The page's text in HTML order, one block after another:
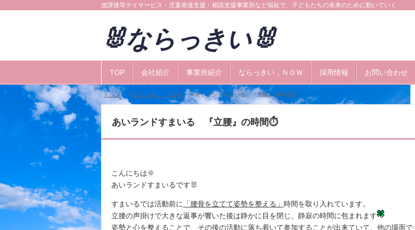
放課後等デイサービス・児童発達支援・相談支援事業所など福祉で、子どもたちの未来のために動いていく
🐰ならっきい🐰
TOP 会社紹介 事業所紹介 ならっきい，ＮＯＷ 採用情報 お問い合わせ
トップ > ならっきい，ＮＯＷ > あいランドすまいる 『立腰』の時間⏱
あいランドすまいる 『立腰』の時間⏱
こんにちは🌞
あいランドすまいるです🐰
すまいるでは活動前に 「腰骨を立てて姿勢を整える」 時間を取り入れています。
立腰の声掛けで大きな返事が響いた後は静かに目を閉じ、静寂の時間に包まれます
姿勢と心を整えることで、その後の活動に落ち着いて参加することが出来ていて、他の場面で